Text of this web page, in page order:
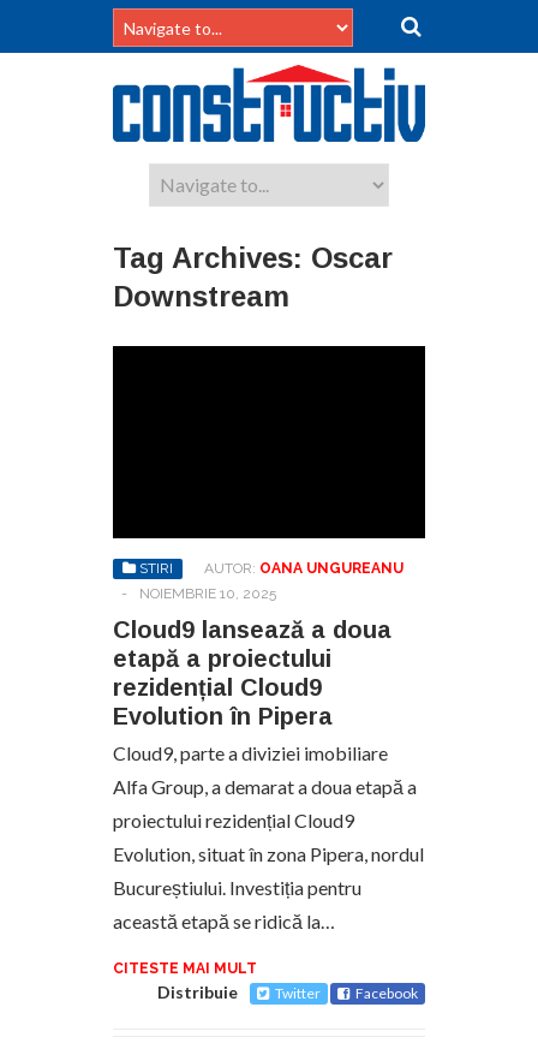
Tag Archives: Oscar
Downstream
STIRI AUTOR: OANA UNGUREANU
-
NOIEMBRIE 10, 2025
Cloud9 lansează a doua
etapă a proiectului
rezidențial Cloud9
Evolution în Pipera
Cloud9, parte a diviziei imobiliare
Alfa Group, a demarat a doua etapă a
proiectului rezidențial Cloud9
Evolution, situat în zona Pipera, nordul
Bucureștiului. Investiția pentru
această etapă se ridică la…
CITESTE MAI MULT
Distribuie Twitter Facebook